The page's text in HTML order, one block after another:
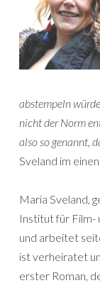
abstempeln
nicht der Norm
also so genannt,
Sveland im einen
Maria Sveland,
Institut für Film-
und arbeitet
ist verheiratet
erster Roman,